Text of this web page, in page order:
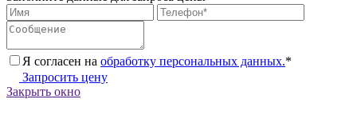
Я согласен на обработку персональных данных.*
Запросить цену
Закрыть окно